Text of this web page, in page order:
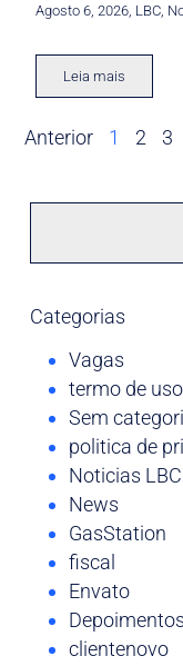
Agosto 6, 2026 LBC
Leia mais
Anterior 1 2 3
Categorias
Vagas
termo de uso
Sem
politica de
Noticias LBC
News
GasStation
fiscal
Envato
Depoimentos
clientenovo